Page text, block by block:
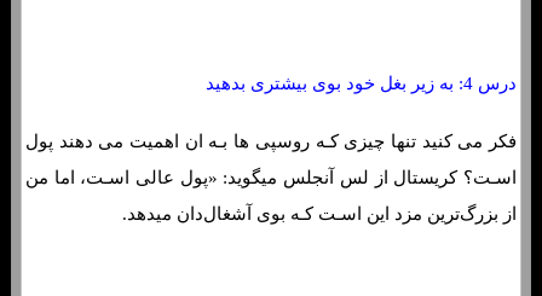
درس 4: به زیر بغل خود بوی بیشتری بدهید
فکر می کنید تنها چیزی کـه روسپی ها بـه ان اهمیت می دهند پول
اسـت؟ کریستال از لس آنجلس میگوید: «پول عالی اسـت، اما من
از بزرگ‌ترین مزد این اسـت کـه بوی آشغال‌دان میدهد.